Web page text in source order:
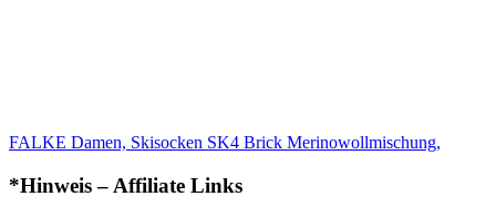
FALKE Damen, Skisocken SK4 Brick Merinowollmischung,
*Hinweis – Affiliate Links